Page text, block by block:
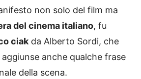
non solo del film ma
del cinema italiano, fu
ciak da Alberto Sordi, che
aggiunse anche qualche frase
della scena.